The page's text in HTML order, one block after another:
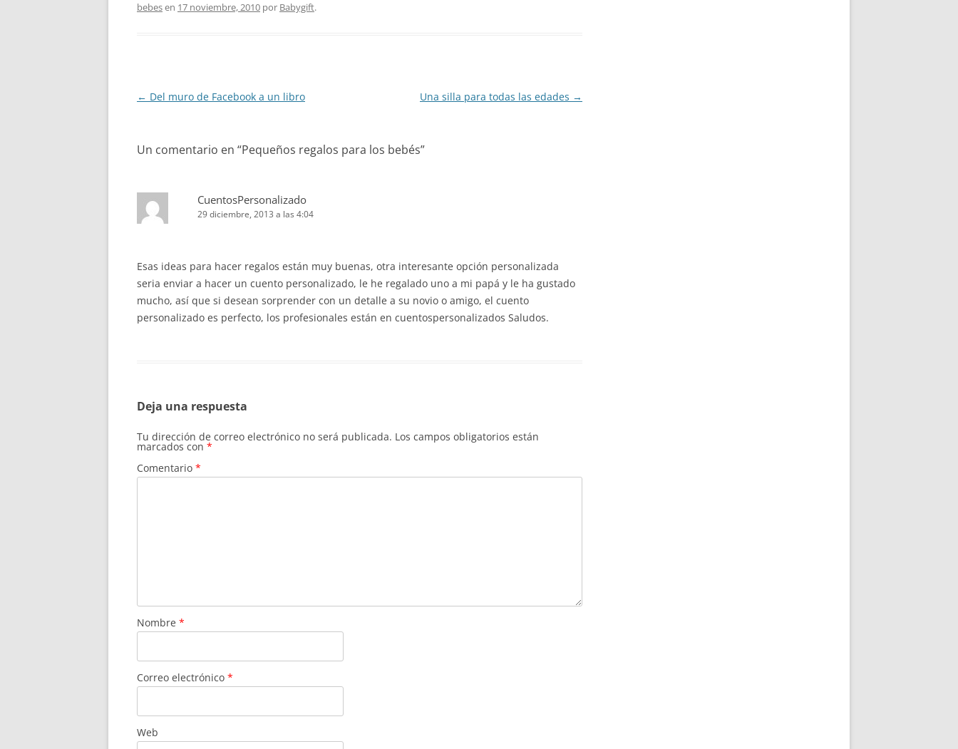
bebesen 17 noviembre, 2010 por Babygift.
Navegación
← Del muro de Facebook a un libro Una silla para todas las edades →
Un comentario en “Pequeños regalos para los bebés”
CuentosPersonalizado
29 diciembre, 2013 a las 4:04
Esas ideas para hacer regalos están muy buenas, otra interesante opción personalizada
seria enviar a hacer un cuento personalizado, le he regalado uno a mi papá y le ha gustado
mucho, así que si desean sorprender con un detalle a su novio o amigo, el cuento
personalizado es perfecto, los profesionales están en cuentospersonalizados Saludos.
Deja una respuesta
Tu dirección de correo electrónico no será publicada. Los campos obligatorios están
marcados con *
Comentario *
Nombre *
Correo electrónico *
Web